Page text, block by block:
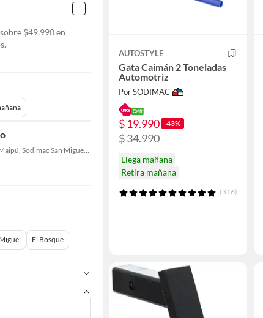
$49.990 en
Sodimac Cerrillos, Sodimac Maipú, Sodimac San Miguel, Sodimac El Bosque, Sodimac San Bernardo, Constructor Cantagallo, Sodimac Talagante, Sodimac San Fernando
El Bosque
AUTOSTYLE
Gata Caimán 2 Toneladas
Automotriz
Por SODIMAC
$ 19.990 -43%
$ 34.990
Llega mañana
Retira mañana
(316)